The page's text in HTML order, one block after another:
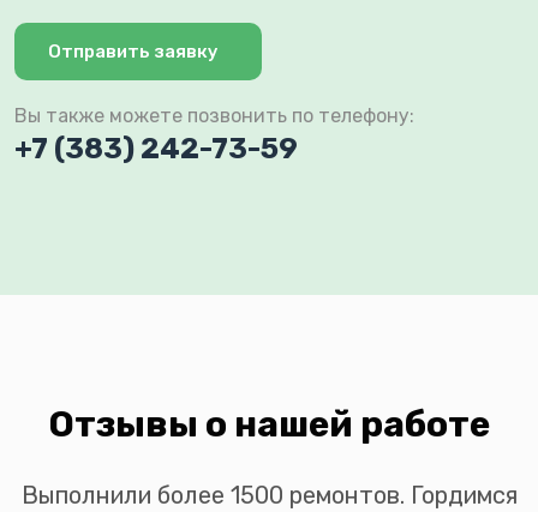
Отправить заявку
Вы также можете позвонить по телефону:
+7 (383) 242-73-59
Отзывы о нашей работе
Выполнили более 1500 ремонтов. Гордимся